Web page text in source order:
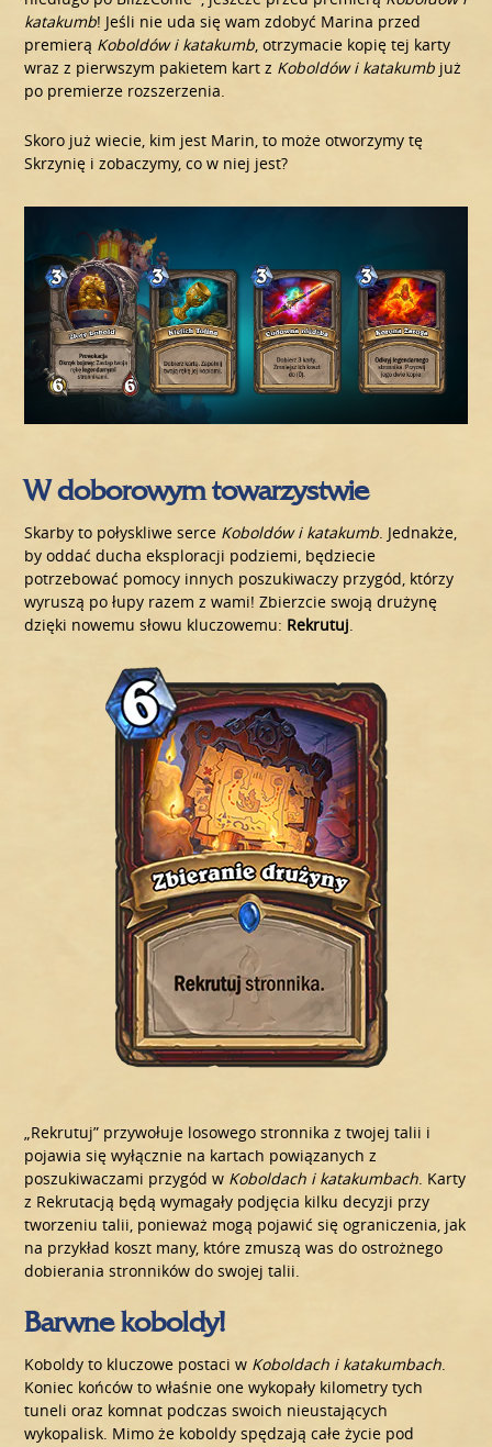
katakumb! Jeśli nie uda się wam zdobyć Marina przed
premierą Koboldów i katakumb, otrzymacie kopię tej karty
wraz z pierwszym pakietem kart z Koboldów i katakumb już
po premierze rozszerzenia.
Skoro już wiecie, kim jest Marin, to może otworzymy tę
Skrzynię i zobaczymy, co w niej jest?
W doborowym towarzystwie
Skarby to połyskliwe serce Koboldów i katakumb . Jednakże,
by oddać ducha eksploracji podziemi, będziecie
potrzebować pomocy innych poszukiwaczy przygód, którzy
wyruszą po łupy razem z wami! Zbierzcie swoją drużynę
dzięki nowemu słowu kluczowemu: Rekrutuj
„Rekrutuj” przywołuje losowego stronnika z twojej talii i
pojawia się wyłącznie na kartach powiązanych z
poszukiwaczami przygód w Koboldach i katakumbach. Karty
z Rekrutacją będą wymagały podjęcia kilku decyzji przy
tworzeniu talii, ponieważ mogą pojawić się ograniczenia, jak
na przykład koszt many, które zmuszą was do ostrożnego
dobierania stronników do swojej talii.
Barwne koboldy!
Koboldy to kluczowe postaci w Koboldach i katakumbach.
Koniec końców to właśnie one wykopały kilometry tych
tuneli oraz komnat podczas swoich nieustających
wykopalisk. Mimo że koboldy spędzają całe życie pod